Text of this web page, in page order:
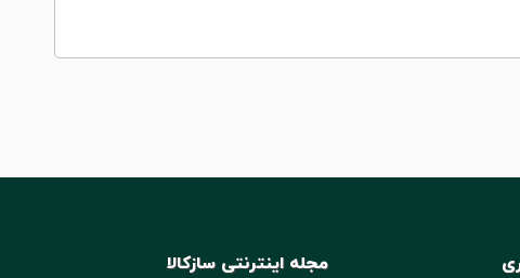
مجله اینترنتی سازکالا